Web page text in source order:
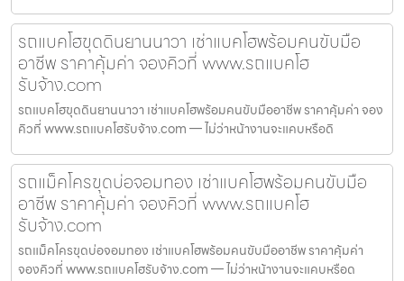
รถแบคโฮขุดดินยานนาวา เช่าแบคโฮพร้อมคนขับมือ
อาชีพ ราคาคุ้มค่า จองคิวที่ www.รถแบคโฮ
รับจ้าง.com
รถแบคโฮขุดดินยานนาวา เช่าแบคโฮพร้อมคนขับมืออาชีพ ราคาคุ้มค่า จอง
คิวที่ www.รถแบคโฮรับจ้าง.com — ไม่ว่าหน้างานจะแคบหรือดิ
รถแม็คโครขุดบ่อจอมทอง เช่าแบคโฮพร้อมคนขับมือ
อาชีพ ราคาคุ้มค่า จองคิวที่ www.รถแบคโฮ
รับจ้าง.com
รถแม็คโครขุดบ่อจอมทอง เช่าแบคโฮพร้อมคนขับมืออาชีพ ราคาคุ้มค่า
จองคิวที่ www.รถแบคโฮรับจ้าง.com — ไม่ว่าหน้างานจะแคบหรือด